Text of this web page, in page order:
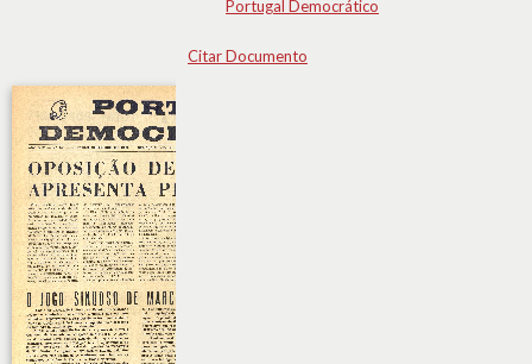
Portugal Democrático
Citar Documento